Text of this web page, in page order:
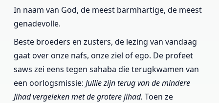
In naam van God, de meest barmhartige, de meest
genadevolle.
Beste broeders en zusters, de lezing van vandaag
gaat over onze nafs, onze ziel of ego. De profeet
saws zei eens tegen sahaba die terugkwamen van
een oorlogsmissie: Jullie zijn terug van de mindere
Jihad vergeleken met de grotere jihad. Toen ze